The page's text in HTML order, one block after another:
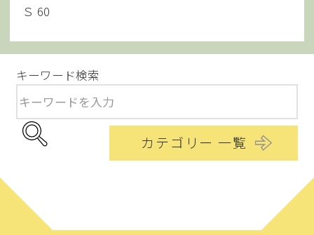
Ｓ 60
キーワード検索
カテゴリー 一覧